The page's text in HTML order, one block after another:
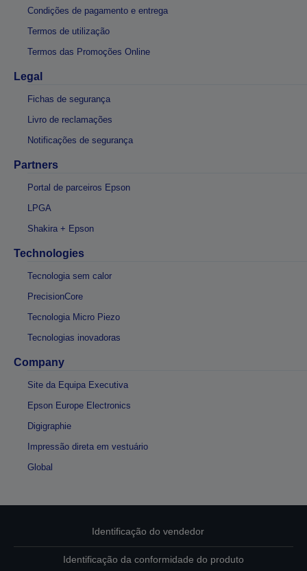
Condições de pagamento e entrega
Termos de utilização
Termos das Promoções Online
Legal
Fichas de segurança
Livro de reclamações
Notificações de segurança
Partners
Portal de parceiros Epson
LPGA
Shakira + Epson
Technologies
Tecnologia sem calor
PrecisionCore
Tecnologia Micro Piezo
Tecnologias inovadoras
Company
Site da Equipa Executiva
Epson Europe Electronics
Digigraphie
Impressão direta em vestuário
Global
Identificação do vendedor
Identificação da conformidade do produto